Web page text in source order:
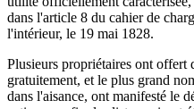
dans l'article 8 du cahier de
l'intérieur, le 19 mai 1828.
Plusieurs propriétaires ont offert
gratuitement, et le plus grand
dans l'aisance, ont manifesté le